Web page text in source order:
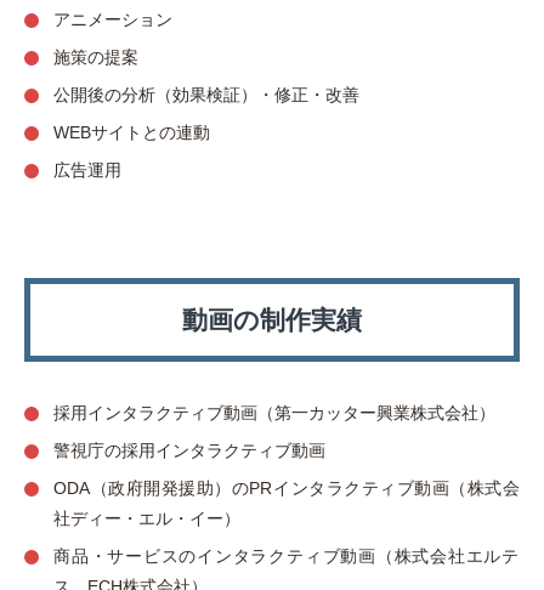
アニメーション
施策の提案
公開後の分析（効果検証）・修正・改善
WEBサイトとの連動
広告運用
動画の制作実績
採用インタラクティブ動画（第一カッター興業株式会社）
警視庁の採用インタラクティブ動画
ODA（政府開発援助）のPRインタラクティブ動画（株式会
社ディー・エル・イー）
商品・サービスのインタラクティブ動画（株式会社エルテ